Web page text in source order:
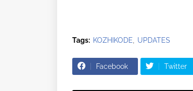
Tags: KOZHIKODE UPDATES
Facebook Twitter